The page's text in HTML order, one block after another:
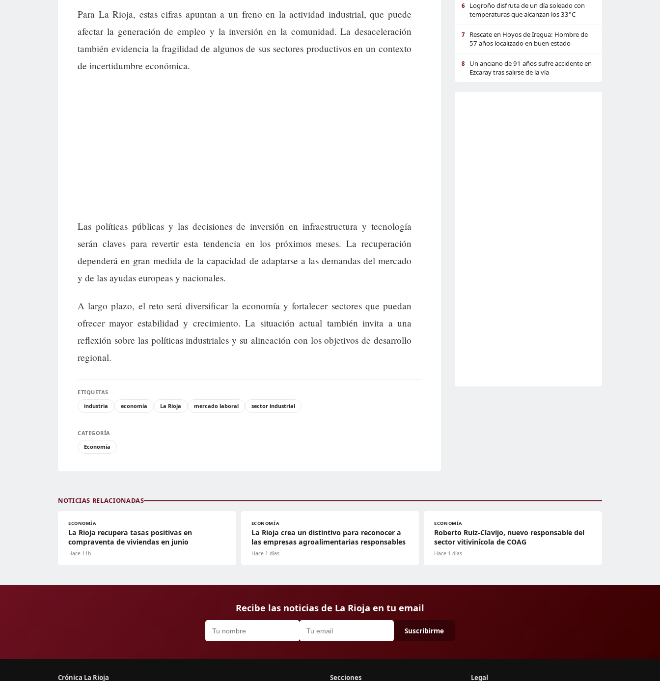
Para La Rioja, estas cifras apuntan a un freno en la actividad industrial, que puede
afectar la generación de empleo y la inversión en la comunidad. La desaceleración
también evidencia la fragilidad de algunos de sus sectores productivos en un contexto
de incertidumbre económica.
Las políticas públicas y las decisiones de inversión en infraestructura y tecnología
serán claves para revertir esta tendencia en los próximos meses. La recuperación
dependerá en gran medida de la capacidad de adaptarse a las demandas del mercado
y de las ayudas europeas y nacionales.
A largo plazo, el reto será diversificar la economía y fortalecer sectores que puedan
ofrecer mayor estabilidad y crecimiento. La situación actual también invita a una
reflexión sobre las políticas industriales y su alineación con los objetivos de desarrollo
regional.
ETIQUETAS
industria
economía La Rioja mercado laboral sector industrial
CATEGORÍA
Economía
6
Logroño disfruta de un día soleado con
temperaturas que alcanzan los 33°C
7
Rescate en Hoyos de Iregua: Hombre de
57 años localizado en buen estado
8
Un anciano de 91 años sufre accidente en
Ezcaray tras salirse de la vía
NOTICIAS RELACIONADAS
ECONOMÍA
La Rioja recupera tasas positivas en
compraventa de viviendas en junio
Hace 11h
ECONOMÍA
La Rioja crea un distintivo para reconocer a
las empresas agroalimentarias responsables
Hace 1 días
ECONOMÍA
Roberto Ruiz-Clavijo, nuevo responsable del
sector vitivinícola de COAG
Hace 1 días
Recibe las noticias de La Rioja en tu email
Suscribirme
Crónica La Rioja Secciones Legal